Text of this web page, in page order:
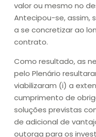
valor ou mesmo no
Antecipou-se, assim,
a se concretizar ao
contrato.
Como resultado, as
pelo Plenário
viabilizaram (i) a
cumprimento de
soluções previstas
de adicional de
outorga para os